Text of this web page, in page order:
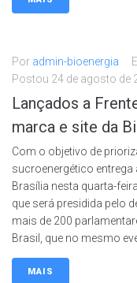
Por admin-bioenergia
Postou 24 de agosto de
Lançados a
marca e site da
Com o objetivo de
sucroenergético
Brasília nesta quarta-
que será presidida pelo
mais de 200
Brasil, que no mesmo
MAIS